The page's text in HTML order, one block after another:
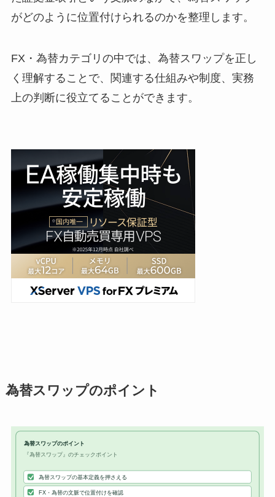
がどのように位置付けられるのかを整理します。
FX・為替カテゴリの中では、為替スワップを正し
く理解することで、関連する仕組みや制度、実務
上の判断に役立てることができます。
為替スワップのポイント
為替スワップのポイント
『為替スワップ』のチェックポイント
為替スワップの基本定義を押さえる
FX・為替の文脈で位置付けを確認